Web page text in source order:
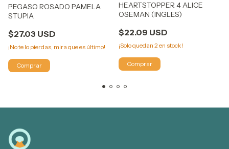
PEGASO ROSADO PAMELA
STUPIA
$27.03 USD
¡No te lo pierdas, mira que es último!
HEARTSTOPPER 4 ALICE
OSEMAN (INGLES)
$22.09 USD
¡Solo quedan 2en stock!